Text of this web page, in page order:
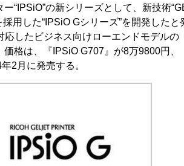
“IPSiO”の新シリーズとして、新技術
用した“IPSiO Gシリーズ”を開発した
応したビジネス向けローエンドモデルの
格は、『IPSiO G707』が8万9800円、
2月に発売する。